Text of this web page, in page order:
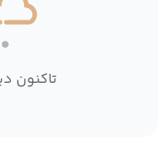
تاکنون